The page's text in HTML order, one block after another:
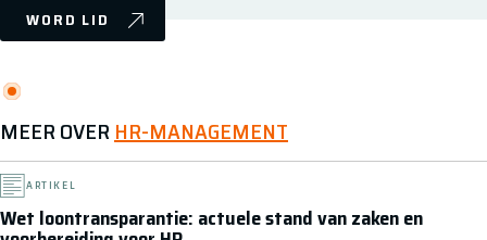
WORD LID
MEER OVERHR-MANAGEMENT
ARTIKEL
Wet loontransparantie: actuele stand van zaken en